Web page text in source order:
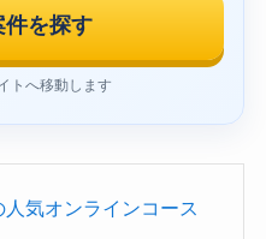
件を探す
トへ移動します